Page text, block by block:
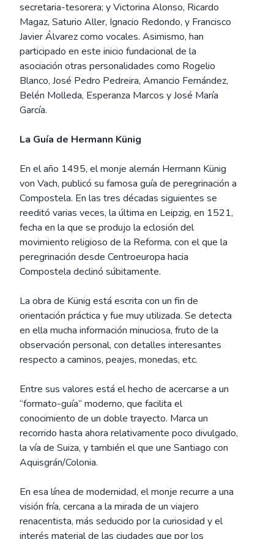
secretaria-tesorera; y Victorina Alonso, Ricardo
Magaz, Saturio Aller, Ignacio Redondo, y Francisco
Javier Álvarez como vocales. Asimismo, han
participado en este inicio fundacional de la
asociación otras personalidades como Rogelio
Blanco, José Pedro Pedreira, Amancio Fernández,
Belén Molleda, Esperanza Marcos y José María
García.
La Guía de Hermann Künig
En el año 1495, el monje alemán Hermann Künig
von Vach, publicó su famosa guía de peregrinación a
Compostela. En las tres décadas siguientes se
reeditó varias veces, la última en Leipzig, en 1521,
fecha en la que se produjo la eclosión del
movimiento religioso de la Reforma, con el que la
peregrinación desde Centroeuropa hacia
Compostela declinó súbitamente.
La obra de Künig está escrita con un fin de
orientación práctica y fue muy utilizada. Se detecta
en ella mucha información minuciosa, fruto de la
observación personal, con detalles interesantes
respecto a caminos, peajes, monedas, etc.
Entre sus valores está el hecho de acercarse a un
“formato-guía” moderno, que facilita el
conocimiento de un doble trayecto. Marca un
recorrido hasta ahora relativamente poco divulgado,
la vía de Suiza, y también el que une Santiago con
Aquisgrán/Colonia.
En esa línea de modernidad, el monje recurre a una
visión fría, cercana a la mirada de un viajero
renacentista, más seducido por la curiosidad y el
interés material de las ciudades que por los